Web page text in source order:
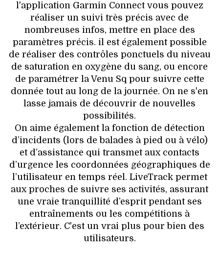
l'application Garmin Connect vous pouvez
réaliser un suivi très précis avec de
nombreuses infos, mettre en place des
paramètres précis. il est également possible
de réaliser des contrôles ponctuels du niveau
de saturation en oxygène du sang, ou encore
de paramétrer la Venu Sq pour suivre cette
donnée tout au long de la journée. On ne s'en
lasse jamais de découvrir de nouvelles
possibilités.
On aime également la fonction de détection
d’incidents (lors de balades à pied ou à vélo)
et d’assistance qui transmet aux contacts
d’urgence les coordonnées géographiques de
l’utilisateur en temps réel. LiveTrack permet
aux proches de suivre ses activités, assurant
une vraie tranquillité d’esprit pendant ses
entraînements ou les compétitions à
l’extérieur. C'est un vrai plus pour bien des
utilisateurs.